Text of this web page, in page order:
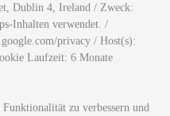
Dublin 4, Ireland / Zweck:
Inhalten verwendet. /
privacy / Host(s):
Laufzeit: 6 Monate
zu verbessern und